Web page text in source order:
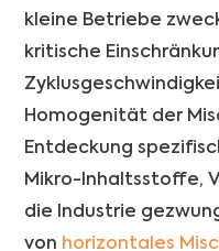
kleine Betriebe
kritische
Homogenität der
Entdeckung
Mikro-Inhaltsstoffe,
die Industrie
von horizontales